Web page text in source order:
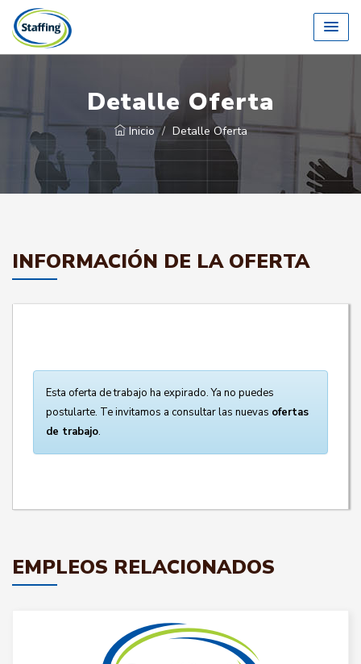
Detalle Oferta
Inicio Detalle Oferta
INFORMACIÓN DE LA OFERTA
Esta oferta de trabajo ha expirado. Ya no puedes
postularte. Te invitamos a consultar las nuevas ofertas
de trabajo.
EMPLEOS RELACIONADOS